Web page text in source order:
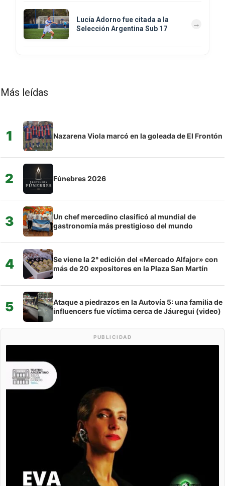
Lucía Adorno fue citada a la
Selección Argentina Sub 17
Más leídas
1 Nazarena Viola marcó en la goleada de El Frontón
2 Fúnebres 2026
3
Un chef mercedino clasificó al mundial de
gastronomía más prestigioso del mundo
4
Se viene la 2° edición del «Mercado Alfajor» con
más de 20 expositores en la Plaza San Martín
5
Ataque a piedrazos en la Autovía 5: una familia de
influencers fue víctima cerca de Jáuregui (video)
PUBLICIDAD